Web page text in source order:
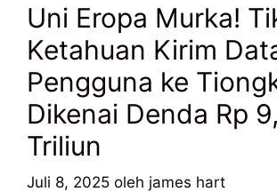
Uni Eropa Murka!
Ketahuan Kirim
Pengguna ke
Dikenai Denda Rp
Triliun
Juli 8, 2025 oleh james hart